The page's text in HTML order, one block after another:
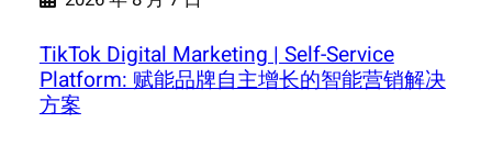
TikTok Digital Marketing | Self-Service
Platform: 赋能品牌自主增长的智能营销解决
方案